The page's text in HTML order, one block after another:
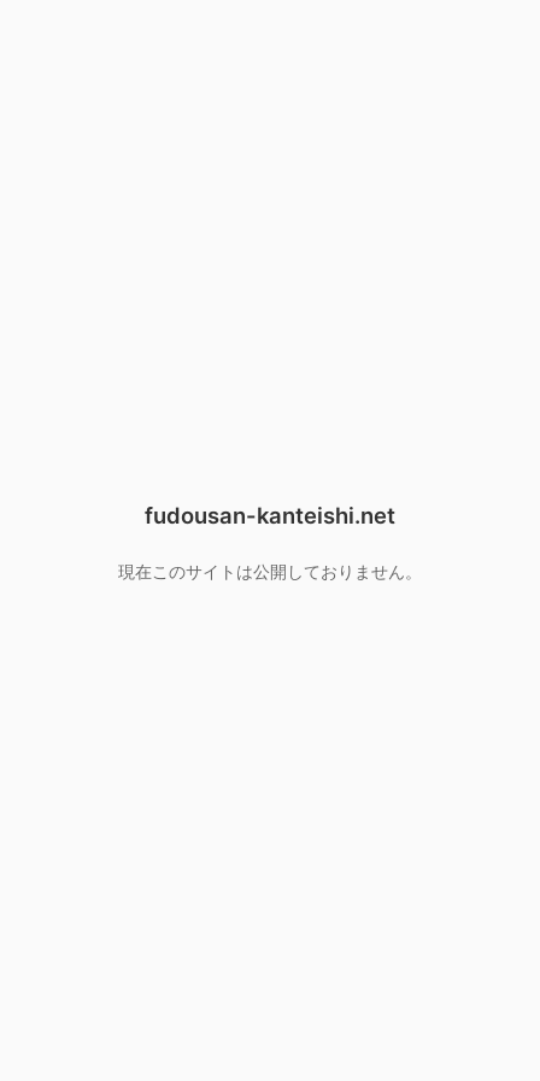
fudousan-kanteishi.net
現在このサイトは公開しておりません。